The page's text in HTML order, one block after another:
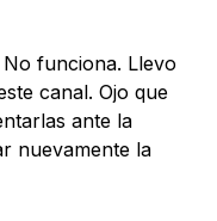
funciona. Llevo
canal. Ojo que
ante la
nuevamente la